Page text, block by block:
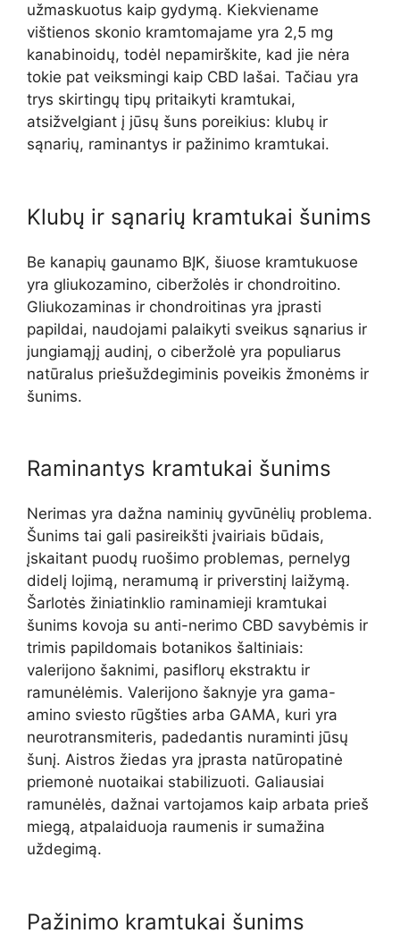
užmaskuotus kaip gydymą. Kiekviename
vištienos skonio kramtomajame yra 2,5 mg
kanabinoidų, todėl nepamirškite, kad jie nėra
tokie pat veiksmingi kaip CBD lašai. Tačiau yra
trys skirtingų tipų pritaikyti kramtukai,
atsižvelgiant į jūsų šuns poreikius: klubų ir
sąnarių, raminantys ir pažinimo kramtukai.
Klubų ir sąnarių kramtukai šunims
Be kanapių gaunamo BĮK, šiuose kramtukuose
yra gliukozamino, ciberžolės ir chondroitino.
Gliukozaminas ir chondroitinas yra įprasti
papildai, naudojami palaikyti sveikus sąnarius ir
jungiamąjį audinį, o ciberžolė yra populiarus
natūralus priešuždegiminis poveikis žmonėms ir
šunims.
Raminantys kramtukai šunims
Nerimas yra dažna naminių gyvūnėlių problema.
Šunims tai gali pasireikšti įvairiais būdais,
įskaitant puodų ruošimo problemas, pernelyg
didelį lojimą, neramumą ir priverstinį laižymą.
Šarlotės žiniatinklio raminamieji kramtukai
šunims kovoja su anti-nerimo CBD savybėmis ir
trimis papildomais botanikos šaltiniais:
valerijono šaknimi, pasiflorų ekstraktu ir
ramunėlėmis. Valerijono šaknyje yra gama-
amino sviesto rūgšties arba GAMA, kuri yra
neurotransmiteris, padedantis nuraminti jūsų
šunį. Aistros žiedas yra įprasta natūropatinė
priemonė nuotaikai stabilizuoti. Galiausiai
ramunėlės, dažnai vartojamos kaip arbata prieš
miegą, atpalaiduoja raumenis ir sumažina
uždegimą.
Pažinimo kramtukai šunims